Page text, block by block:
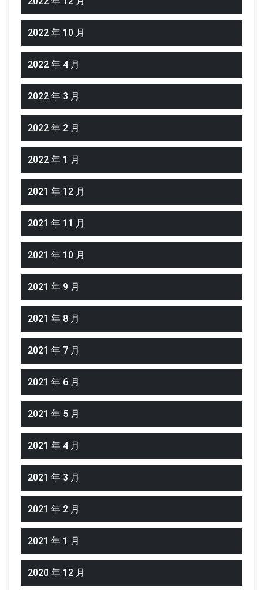
2022 年 10 月
2022 年 4 月
2022 年 3 月
2022 年 2 月
2022 年 1 月
2021 年 12 月
2021 年 11 月
2021 年 10 月
2021 年 9 月
2021 年 8 月
2021 年 7 月
2021 年 6 月
2021 年 5 月
2021 年 4 月
2021 年 3 月
2021 年 2 月
2021 年 1 月
2020 年 12 月